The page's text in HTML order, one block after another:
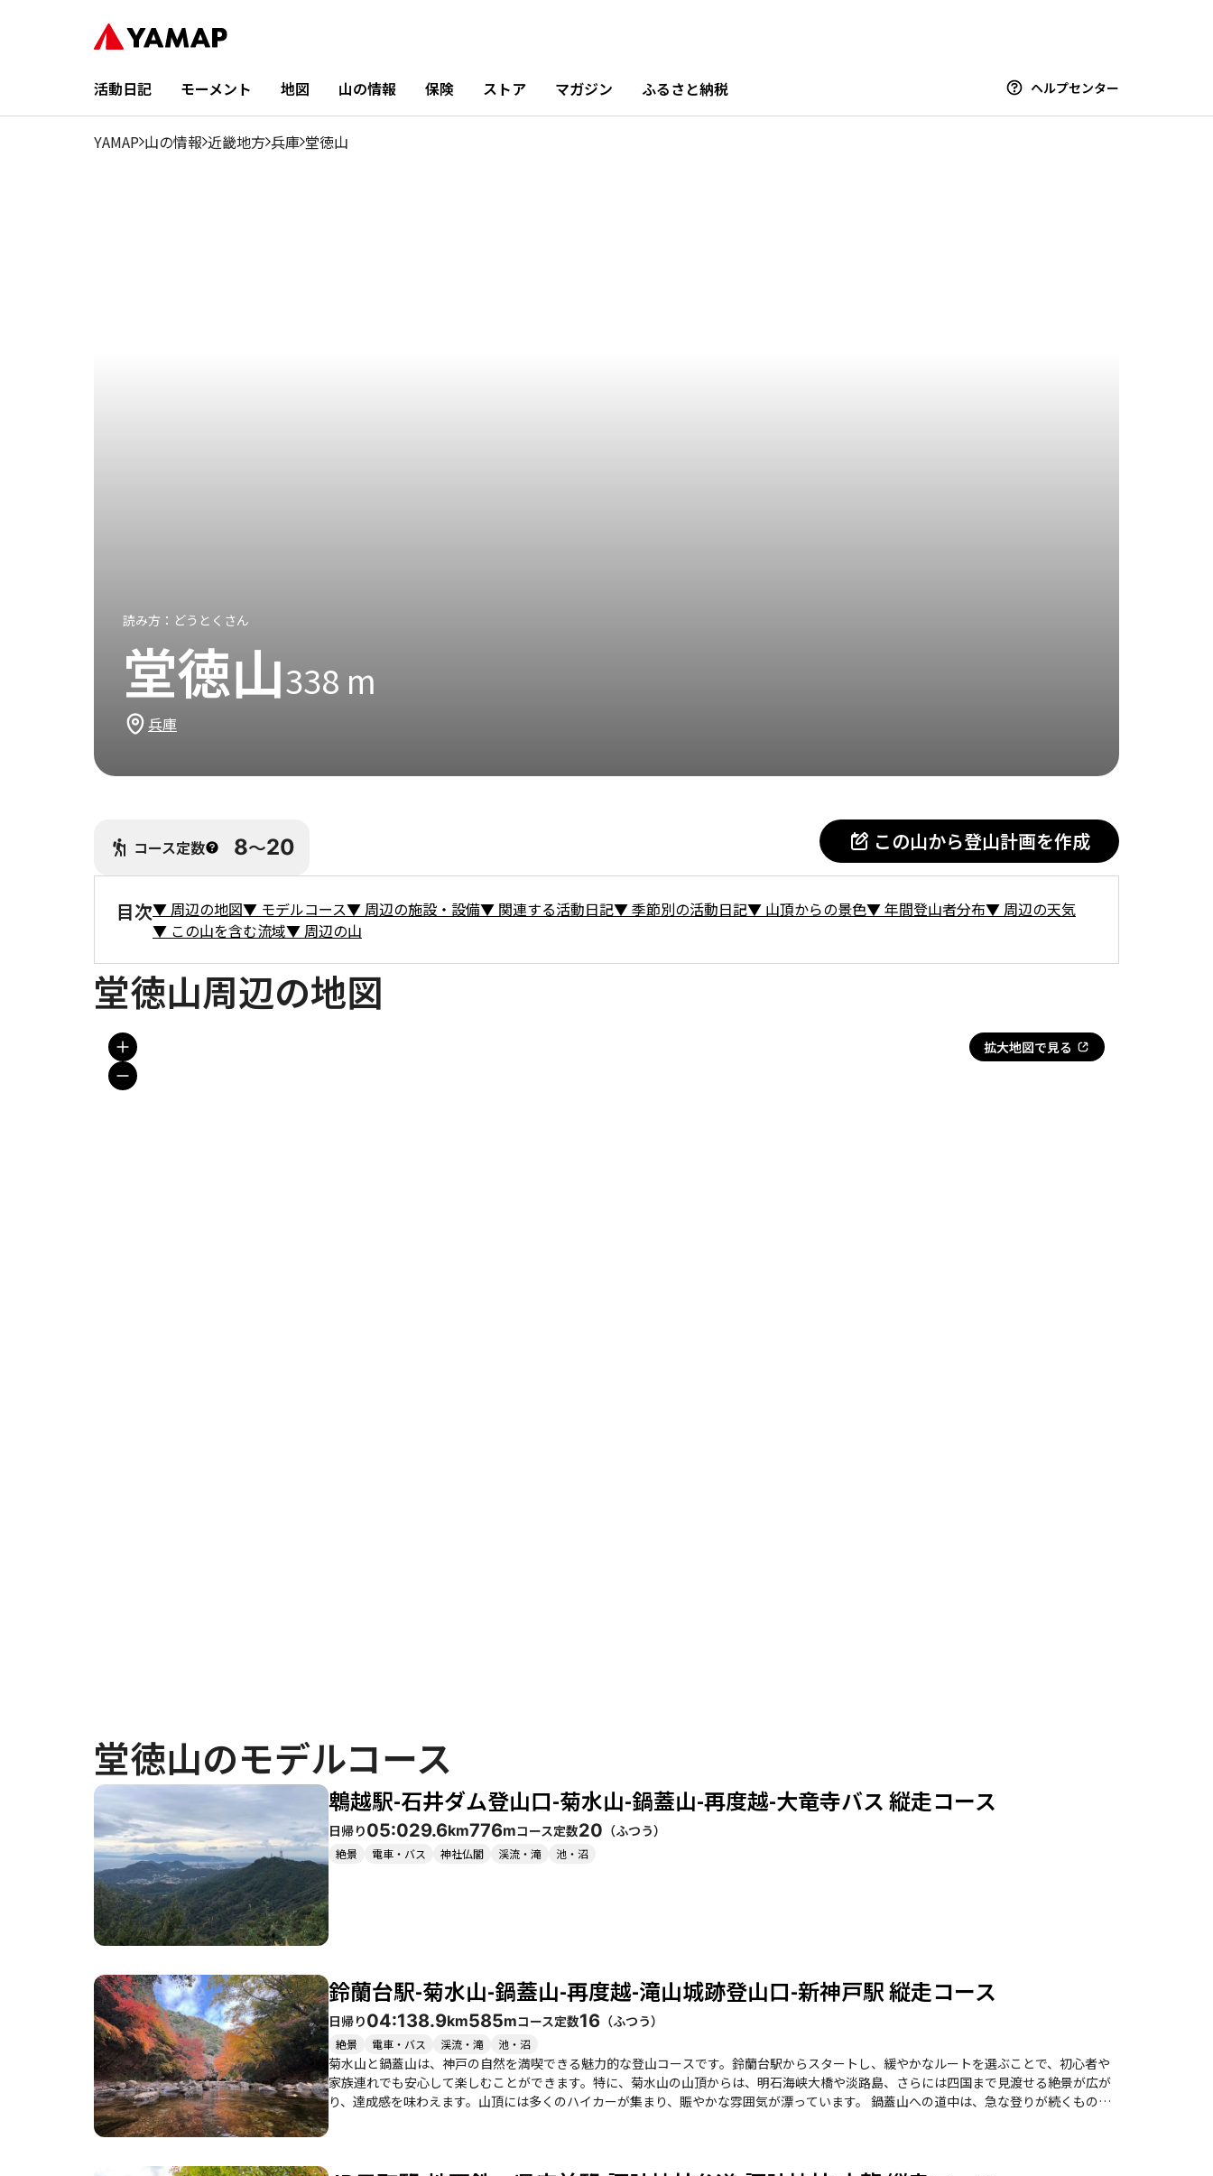
活動日記 モーメント 地図 山の情報 保険 ストア マガジン ふるさと納税 ヘルプセンター
YAMAP 山の情報 近畿地方 兵庫 堂徳山
読み方： どうとくさん
堂徳山338 m
兵庫
コース定数 8〜20 この山から登山計画を作成
目次▼ 周辺の地図▼ モデルコース▼ 周辺の施設・設備▼ 関連する活動日記▼季節別の活動日記▼ 山頂からの景色▼年間登山者分布▼ 周辺の天気
▼ この山を含む流域▼ 周辺の山
堂徳山周辺の地図
拡大地図で見る
堂徳山のモデルコース
鵯越駅-石井ダム登山口-菊水山-鍋蓋山-再度越-大竜寺バス 縦走コース
日帰り05:029.6km776mコース定数20 （ふつう）
絶景 電車・バス 神社仏閣 渓流・滝 池・沼
鈴蘭台駅-菊水山-鍋蓋山-再度越-滝山城跡登山口-新神戸駅 縦走コース
日帰り04:138.9km585mコース定数16 （ふつう）
絶景 電車・バス 渓流・滝 池・沼
菊水山と鍋蓋山は、神戸の自然を満喫できる魅力的な登山コースです。鈴蘭台駅からスタートし、緩やかなルートを選ぶことで、初心者や
家族連れでも安心して楽しむことができます。特に、菊水山の山頂からは、明石海峡大橋や淡路島、さらには四国まで見渡せる絶景が広が
り、達成感を味わえます。山頂には多くのハイカーが集まり、賑やかな雰囲気が漂っています。 鍋蓋山への道中は、急な登りが続くもの
3月 4月 5月